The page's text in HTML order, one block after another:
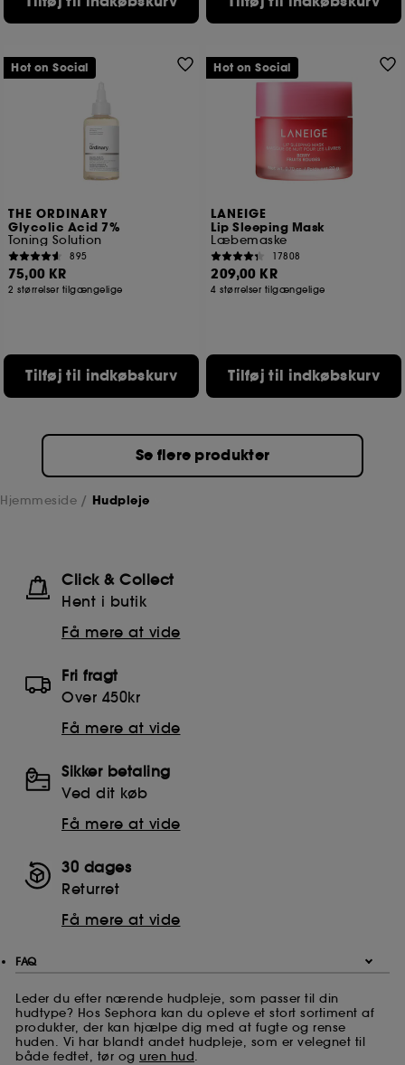
THE ORDINARY
Glycolic Acid 7%
Toning Solution
895
75,00 KR
2 størrelser tilgængelige
Tilføj til indkøbskurv
Hot on Social
LANEIGE
Lip Sleeping Mask
Læbemaske
17808
209,00 KR
4 størrelser tilgængelige
Tilføj til indkøbskurv
Hot on Social
Se flere produkter
Hjemmeside Hudpleje
Click & Collect
Hent i butik
Få mere at vide
Fri fragt
Over 450kr
Få mere at vide
Sikker betaling
Ved dit køb
Få mere at vide
30 dages
Returret
Få mere at vide
FAQ
Leder du efter nærende hudpleje, som passer til din
hudtype? Hos Sephora kan du opleve et stort sortiment af
produkter, der kan hjælpe dig med at fugte og rense
huden. Vi har blandt andet hudpleje, som er velegnet til
både fedtet, tør og uren hud.